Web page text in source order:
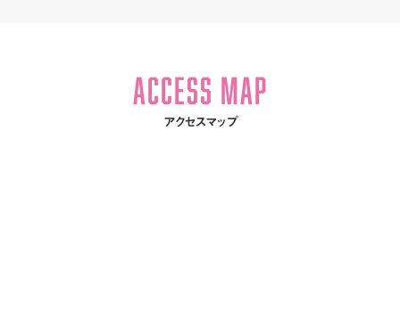
ACCESS MAP
アクセスマップ